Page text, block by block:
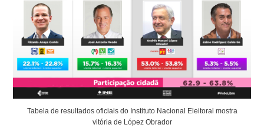
Tabela de resultados oficiais do Instituto Nacional Eleitoral mostra
vitória de López Obrador